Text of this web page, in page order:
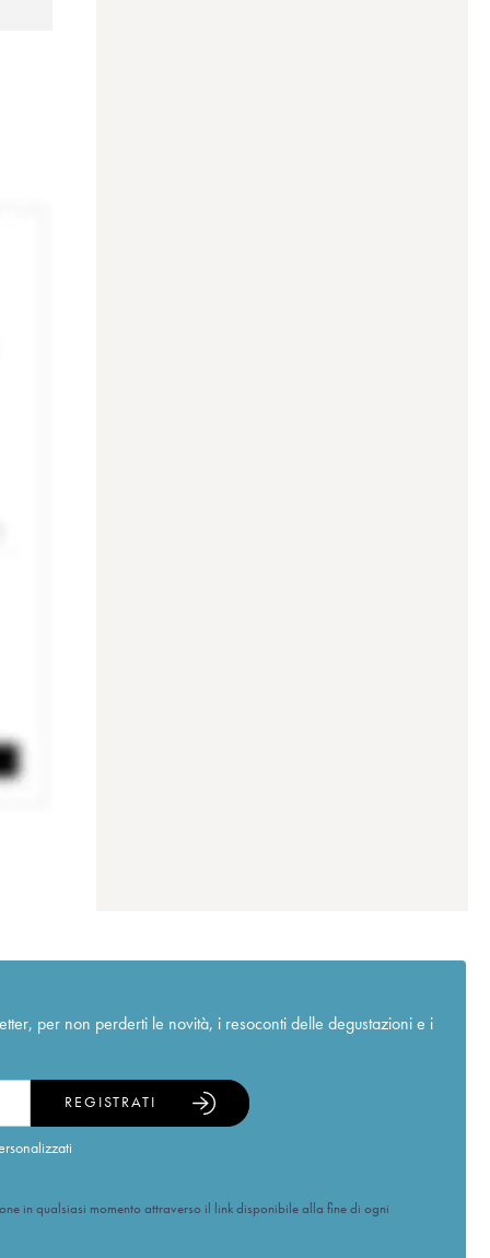
per non perderti le novità, i resoconti delle degustazioni e i
REGISTRATI
in qualsiasi momento attraverso il link disponibile alla fine di ogni